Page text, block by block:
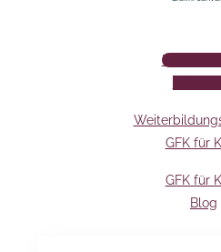
GFK für
GFK für
Blog